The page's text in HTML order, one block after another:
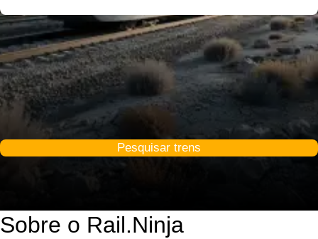
Pesquisar trens
Sobre o Rail.Ninja